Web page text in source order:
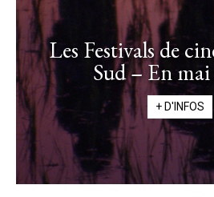
Les Festivals de
Sud – En
+ D'INFOS